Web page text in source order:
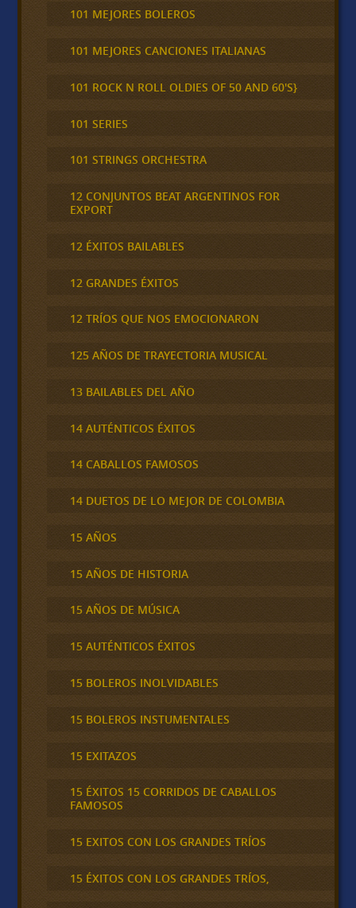
101 MEJORES BOLEROS
101 MEJORES CANCIONES ITALIANAS
101 ROCK N ROLL OLDIES OF 50 AND 60'S}
101 SERIES
101 STRINGS ORCHESTRA
12 CONJUNTOS BEAT ARGENTINOS FOR
EXPORT
12 ÉXITOS BAILABLES
12 GRANDES ÉXITOS
12 TRÍOS QUE NOS EMOCIONARON
125 AÑOS DE TRAYECTORIA MUSICAL
13 BAILABLES DEL AÑO
14 AUTÉNTICOS ÉXITOS
14 CABALLOS FAMOSOS
14 DUETOS DE LO MEJOR DE COLOMBIA
15 AÑOS
15 AÑOS DE HISTORIA
15 AÑOS DE MÚSICA
15 AUTÉNTICOS ÉXITOS
15 BOLEROS INOLVIDABLES
15 BOLEROS INSTUMENTALES
15 EXITAZOS
15 ÉXITOS 15 CORRIDOS DE CABALLOS
FAMOSOS
15 EXITOS CON LOS GRANDES TRÍOS
15 ÉXITOS CON LOS GRANDES TRÍOS,